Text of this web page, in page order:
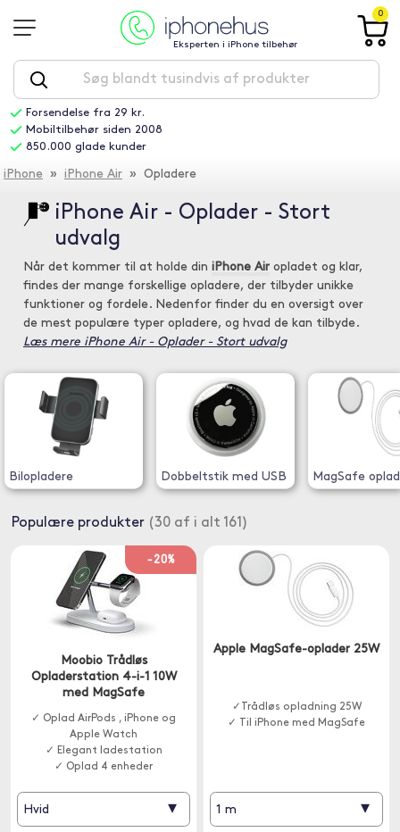
Eksperten i iPhone tilbehør
0
Forsendelse fra 29 kr.
Mobiltilbehør siden 2008
850.000 glade kunder
iPhone » iPhone Air » Opladere
iPhone Air - Oplader - Stort
udvalg
Når det kommer til at holde din iPhone Air opladet og klar,
findes der mange forskellige opladere, der tilbyder unikke
funktioner og fordele. Nedenfor finder du en oversigt over
de mest populære typer opladere, og hvad de kan tilbyde.
Læs mere iPhone Air - Oplader - Stort udvalg
Bilopladere Dobbeltstik med USB MagSafe
Populære produkter (30 af i alt 161)
-20%
Moobio Trådløs
Opladerstation 4-i-1 10W
med MagSafe
✓ Oplad AirPods , iPhone og
Apple Watch
✓ Elegant ladestation
✓ Oplad 4 enheder
Hvid ▾
Apple MagSafe-oplader 25W
✓Trådløs opladning 25W
✓ Til iPhone med MagSafe
1 m ▾